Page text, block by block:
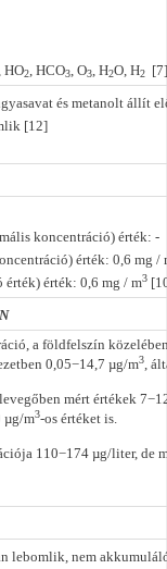
HO2, HCO3, O3, H2O, H2
[7]
és metanolt állít
[12]
koncentráció) érték: -
érték: 0,6 mg /
érték: 0,6 mg / m3
a földfelszín
0,05−14,7 µg/m3,
mért értékek
µg/m3-os értéket is.
110−174 µg/liter, de
lebomlik, nem